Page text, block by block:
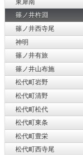
東犀南
篠ノ井杵淵
篠ノ井西寺尾
神明
篠ノ井有旅
篠ノ井山布施
松代町岩野
松代町清野
松代町松代
松代町東条
松代町豊栄
松代町西寺尾